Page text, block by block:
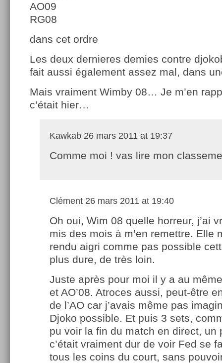
AO09
RG08
dans cet ordre
Les deux dernieres demies contre
fait aussi également assez mal, dans
Mais vraiment Wimby 08… Je m’en
c’était hier…
Kawkab 26 mars 2011 at 19:37
Comme moi ! vas lire mon
Clément 26 mars 2011 at 19:40
Oh oui, Wim 08 quelle horreur, j’ai
mis des mois à m’en remettre. Elle
rendu aigri comme pas possible
plus dure, de très loin.
Juste après pour moi il y a au
et AO’08. Atroces aussi, peut-être
de l’AO car j’avais même pas
Djoko possible. Et puis 3 sets,
pu voir la fin du match en direct, un
c’était vraiment dur de voir Fed se
tous les coins du court, sans